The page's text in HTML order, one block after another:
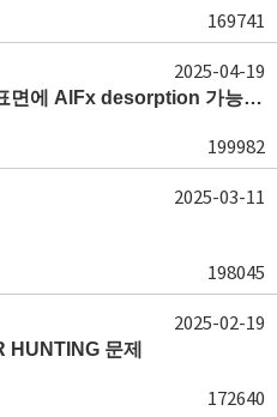
169741
Ar Plasma로 AlN Pedestal 표면에 AlFx desorption 가능 여부가 궁금합니다.
199982
2025-04-19
198045
2025-03-11
문제
172640
2025-02-19